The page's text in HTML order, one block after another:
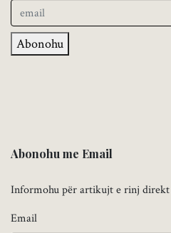
Abonohu
Abonohu me Email
Informohu për artikujt e rinj direkt
Email